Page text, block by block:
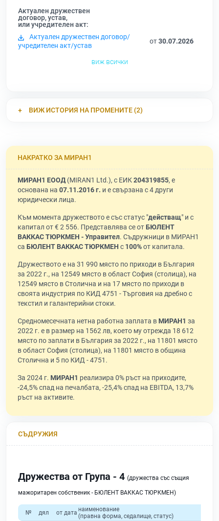
Актуален дружествен
договор, устав,
или учредителен акт:
Актуален дружествен договор/
учредителен акт/устав
от30.07.2026
виж всички
ВИЖ ИСТОРИЯ НА ПРОМЕНИТЕ (2)
НАКРАТКО ЗА МИРАН1
МИРАН1 ЕООД(MIRAN1 Ltd.), с ЕИК204319855, е
основана на 07.11.2016 г. и е свързана с 4 други
юридически лица.
Към момента дружеството е със статус "действащ" и с
капитал от € 2 556. Представлява се отБЮЛЕНТ
ВАККАС ТЮРКМЕН - Управител. Съдружници в МИРАН1
са БЮЛЕНТ ВАККАС ТЮРКМЕН с 100%от капитала.
Дружеството е на 31 990 място по приходи в България
за 2022 г., на 12549 място в област София (столица), на
12549 място в Столична и на 17 място по приходи в
своята индустрия по КИД 4751 - Търговия на дребно с
текстил и галантерийни стоки.
Средномесечната нетна работна заплата в МИРАН1 за
2022 г. е в размер на 1562 лв, което му отрежда 18 612
място по заплати в България за 2022 г., на 11801 място
в област София (столица), на 11801 място в община
Столична и 5 по КИД - 4751.
За 2024 г. МИРАН1 реализира 0% ръст на приходите,
-24,5% спад на печалбата, -25,4% спад на EBITDA, 13,7%
ръст на активите.
СЪДРУЖИЯ
Дружества от Група - 4 (дружества със същия
мажоритарен собственик - БЮЛЕНТ ВАККАС ТЮРКМЕН)
№ дял от дата наименование
(правна форма, седалище, статус)